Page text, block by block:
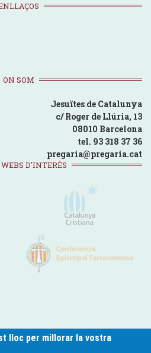
ON SOM
Jesuïtes de Catalunya
c/ Roger de Llúria, 13
08010 Barcelona
tel. 93 318 37 36
pregaria@pregaria.cat
WEBS D'INTERÈS
lloc per millorar la vostra